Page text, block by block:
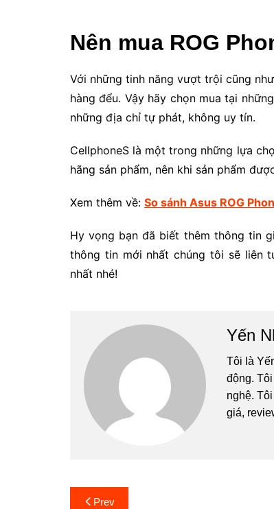
Nên mua ROG
Với những tinh năng vượt trội cũng
hàng đểu. Vậy hãy chọn mua tại
những địa chỉ tự phát, không uy tín.
CellphoneS là một trong những lựa
hãng sản phẩm, nên khi sản phẩm
Xem thêm về: So sánh Asus ROG
Hy vọng bạn đã biết thêm thông tin
thông tin mới nhất chúng tôi sẽ liên
nhất nhé!
Yến
Tôi là
động.
nghệ.
giá,
Post
Prev